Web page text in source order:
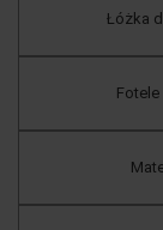
Łóżka